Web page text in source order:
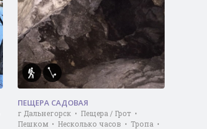
ПЕЩЕРА САДОВАЯ
г Дальнегорск • Пещера / Грот •
Пешком • Несколько часов • Тропа •